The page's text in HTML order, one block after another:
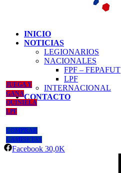
INICIO
NOTICIAS
LEGIONARIOS
NACIONALES
FPF – FEPAFUT
LPF
INTERNACIONAL
CONTACTO
JUEGA Y
GANA
QUINIELA
LPF
COMPRAR
CAMISETAS
Facebook 30,0K